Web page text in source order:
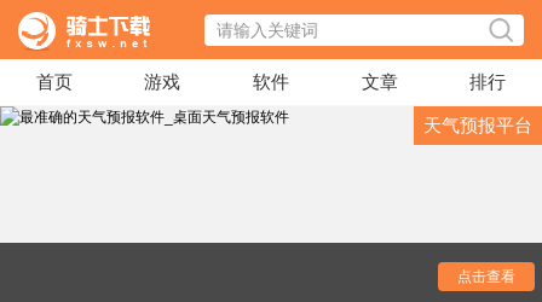
首页 游戏 软件 文章 排行
天气预报平台
点击查看